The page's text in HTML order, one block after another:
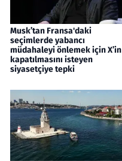
Musk’tan Fransa'daki
seçimlerde yabancı
müdahaleyi önlemek için X’in
kapatılmasını isteyen
siyasetçiye tepki